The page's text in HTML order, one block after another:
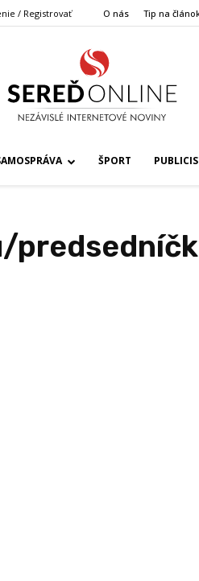
/ Registrovať O nás Tip na
ŠPORT